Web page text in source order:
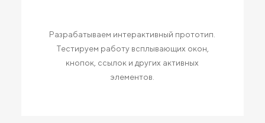
Разрабатываем интерактивный прототип.
Тестируем работу всплывающих окон,
кнопок, ссылок и других активных
элементов.